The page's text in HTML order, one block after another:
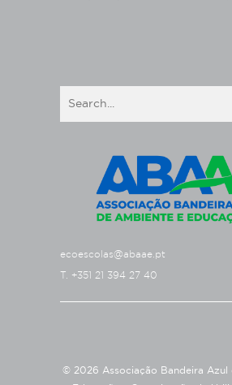
ecoescolas@abaae.pt
T. +351 21 394 27 40
© 2026 Associação Bandeira Azul